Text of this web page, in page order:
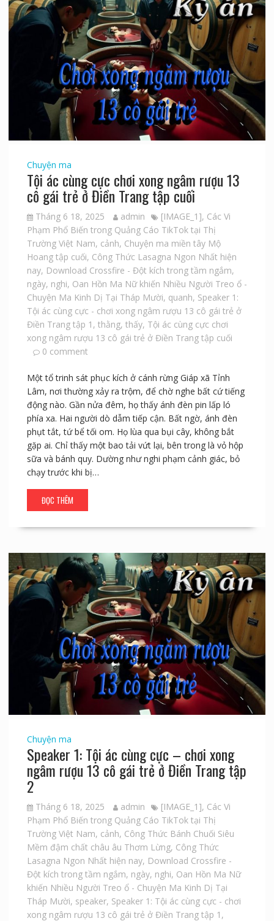
Chuyện ma
Tội ác cùng cực chơi xong ngâm rượu 13
cô gái trẻ ở Điền Trang tập cuối
Tháng 6 18, 2025 admin [IMAGE_1], Các Vi
Phạm Phổ Biến trong Quảng Cáo TikTok tại Thị
Trường Việt Nam, cảnh, Chuyện ma miền tây Mộ
Hoang tập cuối, Công Thức Lasagna Ngon Nhất hiện
nay, Download Crossfire - Đột kích trong tầm ngắm,
ngày, nghi, Oan Hồn Ma Nữ khiến Nhiều Người Treo ổ -
Chuyện Ma Kinh Dị Tại Tháp Mười, quanh, Speaker 1:
Tội ác cùng cực - chơi xong ngâm rượu 13 cô gái trẻ ở
Điền Trang tập 1 , thằng, thấy, Tội ác cùng cực chơi
xong ngâm rượu 13 cô gái trẻ ở Điền Trang tập cuối
0 comment
Một tổ trinh sát phục kích ở cánh rừng Giáp xã Tỉnh
Lâm, nơi thường xảy ra trộm, để chờ nghe bất cứ tiếng
động nào. Gần nửa đêm, họ thấy ánh đèn pin lấp ló
phía xa. Hai người dò dẫm tiếp cận. Bất ngờ, ánh đèn
phụt tắt, tứ bể tối om. Họ lùa qua bụi cây, không bắt
gặp ai. Chỉ thấy một bao tải vứt lại, bên trong là vỏ hộp
sữa và bánh quy. Dường như nghi phạm cảnh giác, bỏ
chạy trước khi bị…
ĐỌC THÊM
Chuyện ma
Speaker 1: Tội ác cùng cực – chơi xong
ngâm rượu 13 cô gái trẻ ở Điền Trang tập
2
Tháng 6 18, 2025 admin [IMAGE_1], Các Vi
Phạm Phổ Biến trong Quảng Cáo TikTok tại Thị
Trường Việt Nam, cảnh, Công Thức Bánh Chuối Siêu
Mềm đậm chất châu âu Thơm Lừng, Công Thức
Lasagna Ngon Nhất hiện nay, Download Crossfire -
Đột kích trong tầm ngắm, ngày, nghi, Oan Hồn Ma Nữ
khiến Nhiều Người Treo ổ - Chuyện Ma Kinh Dị Tại
Tháp Mười, speaker, Speaker 1: Tội ác cùng cực - chơi
xong ngâm rượu 13 cô gái trẻ ở Điền Trang tập 1 ,